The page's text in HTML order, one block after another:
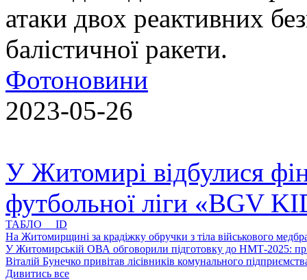
атаки двох реактивних
балістичної ракети.
Фотоновини
2023-05-26
У Житомирі відбулися
футбольної ліги «BGV
ТАБЛО ID
На Житомирщині за крадіжку обручки з тіла військового
У Житомирській ОВА обговорили підготовку до НМТ-2025:
Віталій Бунечко привітав лісівників комунального
Дивитись все